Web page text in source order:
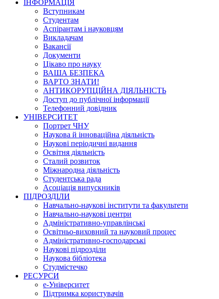
ІНФОРМАЦІЯ
Вступникам
Студентам
Аспірантам і науковцям
Викладачам
Вакансії
Документи
Цікаво про науку
ВАША БЕЗПЕКА
ВАРТО ЗНАТИ!
АНТИКОРУПЦІЙНА ДІЯЛЬНІСТЬ
Доступ до публічної інформації
Телефонний довідник
УНІВЕРСИТЕТ
Портрет ЧНУ
Наукова й інноваційна діяльність
Наукові періодичні видання
Освітня діяльність
Сталий розвиток
Міжнародна діяльність
Студентська рада
Асоціація випускників
ПІДРОЗДІЛИ
Навчально-наукові інститути та факультети
Навчально-наукові центри
Адміністративно-управлінські
Освітньо-виховний та науковий процес
Адміністративно-господарські
Наукові підрозділи
Наукова бібліотека
Студмістечко
РЕСУРСИ
е-Університет
Підтримка користувачів